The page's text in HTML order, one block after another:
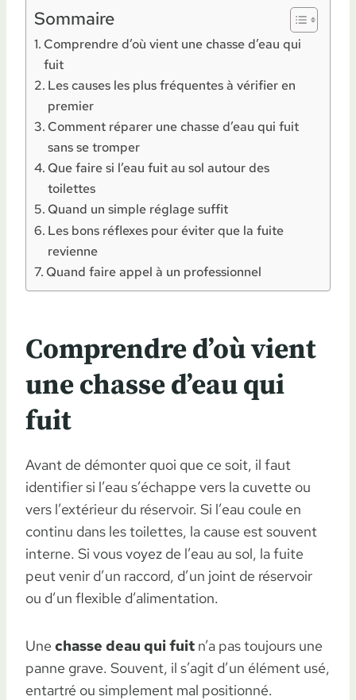
Sommaire
Comprendre d’où vient une chasse d’eau qui
fuit
Les causes les plus fréquentes à vérifier en
premier
Comment réparer une chasse d’eau qui fuit
sans se tromper
Que faire si l’eau fuit au sol autour des
toilettes
Quand un simple réglage suffit
Les bons réflexes pour éviter que la fuite
revienne
Quand faire appel à un professionnel
Comprendre d’où vient
une chasse d’eau qui
fuit
Avant de démonter quoi que ce soit, il faut
identifier si l’eau s’échappe vers la cuvette ou
vers l’extérieur du réservoir. Si l’eau coule en
continu dans les toilettes, la cause est souvent
interne. Si vous voyez de l’eau au sol, la fuite
peut venir d’un raccord, d’un joint de réservoir
ou d’un flexible d’alimentation.
Une chasse deau qui fuit n’a pas toujours une
panne grave. Souvent, il s’agit d’un élément usé,
entartré ou simplement mal positionné.